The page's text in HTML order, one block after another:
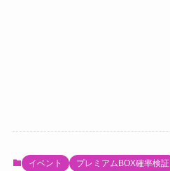
イベント プレミアムBOX確率検証